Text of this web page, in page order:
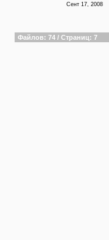
Сент 17, 2008
Файлов: 74 / Страниц: 7